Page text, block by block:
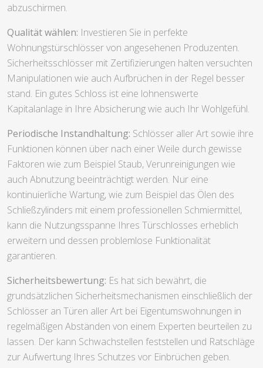
abzuschirmen.
Qualität wählen: Investieren Sie in perfekte
Wohnungstürschlösser von angesehenen Produzenten.
Sicherheitsschlösser mit Zertifizierungen halten versuchten
Manipulationen wie auch Aufbrüchen in der Regel besser
stand. Ein gutes Schloss ist eine lohnenswerte
Kapitalanlage in Ihre Absicherung wie auch Ihr Wohlgefühl.
Periodische Instandhaltung: Schlösser aller Art sowie ihre
Funktionen können über nach einer Weile durch gewisse
Faktoren wie zum Beispiel Staub, Verunreinigungen wie
auch Abnutzung beeinträchtigt werden. Nur eine
kontinuierliche Wartung, wie zum Beispiel das Ölen des
Schließzylinders mit einem professionellen Schmiermittel,
kann die Nutzungsspanne Ihres Türschlosses erheblich
erweitern und dessen problemlose Funktionalität
garantieren.
Sicherheitsbewertung: Es hat sich bewährt, die
grundsätzlichen Sicherheitsmechanismen einschließlich der
Schlösser an Türen aller Art bei Eigentumswohnungen in
regelmäßigen Abständen von einem Experten beurteilen zu
lassen. Der kann Schwachstellen feststellen und Ratschläge
zur Aufwertung Ihres Schutzes vor Einbrüchen geben.